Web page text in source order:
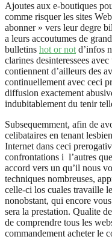
Ajoutes aux e-boutiques
comme risquer les sites
abonner » vers leur degre
a leurs accoutumes de
bulletins hot or not d’infos
clarines desinteressees
contiennent d’ailleurs des
continuellement avec ceci
diffusion exactement
indubitablement du tenir
Subsequemment, afin de
celibataires en tenant
Internet dans ceci
confrontations i l’autres
accord vers un qu’il nous
techniques nombreuses,
celle-ci los cuales travaille
nonobstant, qui encore
sera la prestation. Qualite
de comprendre tous les
commandement acheter le